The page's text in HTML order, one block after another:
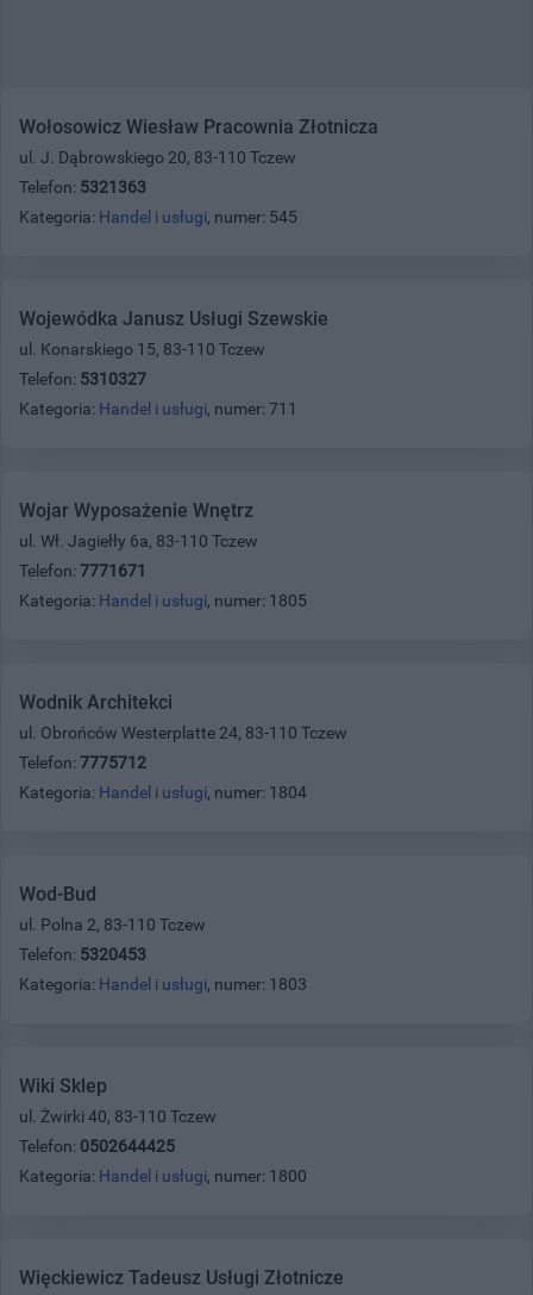
Wołosowicz Wiesław Pracownia Złotnicza
ul. J. Dąbrowskiego 20, 83-110 Tczew
Telefon: 5321363
Kategoria: Handel i usługi, numer: 545
Wojewódka Janusz Usługi Szewskie
ul. Konarskiego 15, 83-110 Tczew
Telefon: 5310327
Kategoria: Handel i usługi, numer: 711
Wojar Wyposażenie Wnętrz
ul. Wł. Jagiełły 6a, 83-110 Tczew
Telefon: 7771671
Kategoria: Handel i usługi, numer: 1805
Wodnik Architekci
ul. Obrońców Westerplatte 24, 83-110 Tczew
Telefon: 7775712
Kategoria: Handel i usługi, numer: 1804
Wod-Bud
ul. Polna 2, 83-110 Tczew
Telefon: 5320453
Kategoria: Handel i usługi, numer: 1803
Wiki Sklep
ul. Żwirki 40, 83-110 Tczew
Telefon: 0502644425
Kategoria: Handel i usługi, numer: 1800
Więckiewicz Tadeusz Usługi Złotnicze